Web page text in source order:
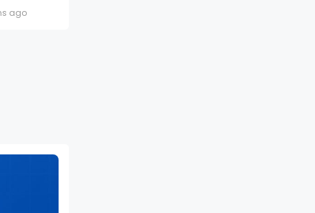
ago